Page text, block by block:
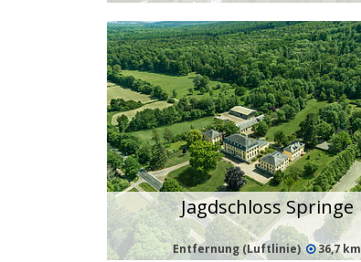
Jagdschloss Springe
Entfernung (Luftlinie) 36,7 km